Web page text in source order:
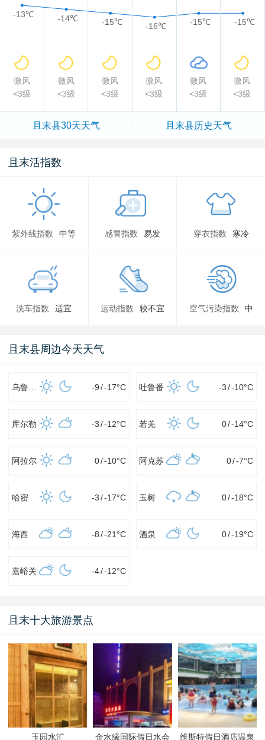
-13℃ -14℃ -15℃ -16℃ -15℃ -15℃
微风 微风 微风 微风 微风
微风
<3级
<3级 <3级 <3级 <3级 <3级
且末县30天天气 且末县历史天气
且末活指数
紫外线指数 中等 感冒指数 易发 穿衣指数 寒冷
洗车指数 适宜 运动指数 较不宜 空气污染指数 中
且末县周边今天天气
乌鲁木齐 -9/-17°C 吐鲁番 -3 /-10°C
库尔勒 -3/-12°C 若羌 0/-14°C
阿拉尔 0/-10°C 阿克苏 0/-7°C
哈密 -3/-17°C 玉树 0/-18°C
海西 -8/-21 °C 酒泉 0/-19°C
嘉峪关 -4/-12°C
且末十大旅游景点
玉园水汇 金水缘国际假日水会 维斯特假日酒店温泉